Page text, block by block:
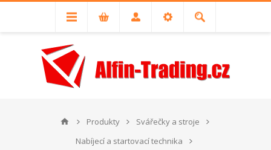
Produkty
Svářečky a stroje
Nabíjecí a startovací technika